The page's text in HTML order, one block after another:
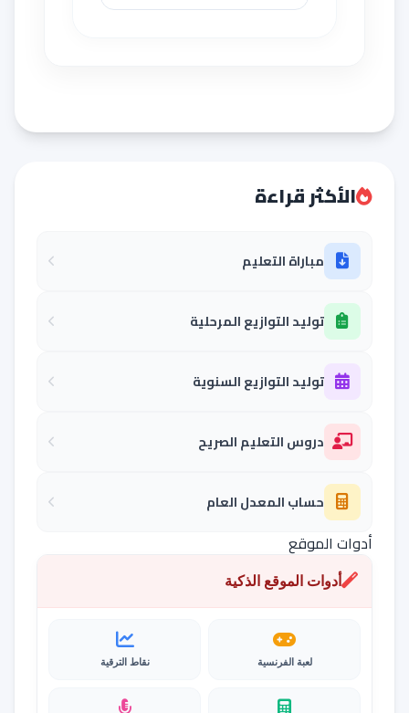
الأكثر قراءة
مباراة التعليم
توليد التوازيع المرحلية
توليد التوازيع السنوية
دروس التعليم الصريح
حساب المعدل العام
أدوات الموقع
أدوات الموقع الذكية
لعبة الفرنسية نقاط الترقية